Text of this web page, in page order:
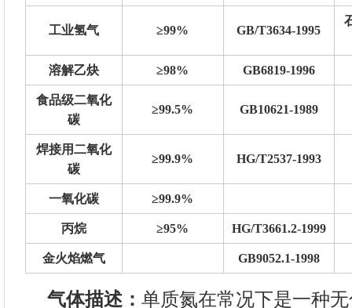
工业氢气 ≥99% GB/T3634-1995
溶解乙炔 ≥98% GB6819-1996
食品级二氧化
碳
≥99.5% GB10621-1989
焊接用二氧化
碳
≥99.9% HG/T2537-1993
一氧化碳 ≥99.9%
丙烷 ≥95% HG/T3661.2-1999
金火焰燃气 GB9052.1-1998
气体描述： 单质氮在常况下是一种